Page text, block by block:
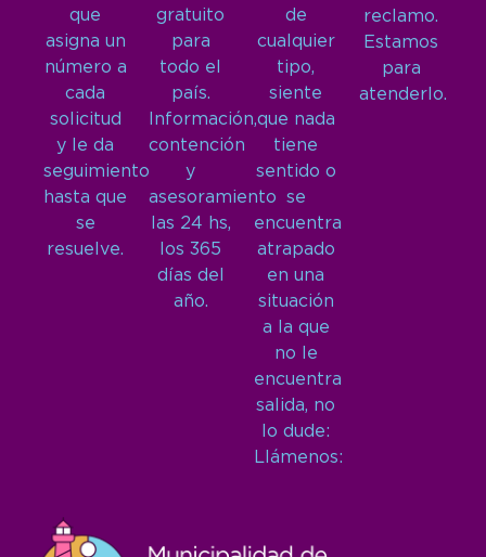
que
asigna un
número a
cada
solicitud
y le da
seguimiento
hasta que
se
resuelve.
gratuito
para
todo el
país.
Información,
contención
y
asesoramiento
las 24 hs,
los 365
días del
año.
de
cualquier
tipo,
siente
que nada
tiene
sentido o
se
encuentra
atrapado
en una
situación
a la que
no le
encuentra
salida, no
lo dude:
Llámenos:
reclamo.
Estamos
para
atenderlo.